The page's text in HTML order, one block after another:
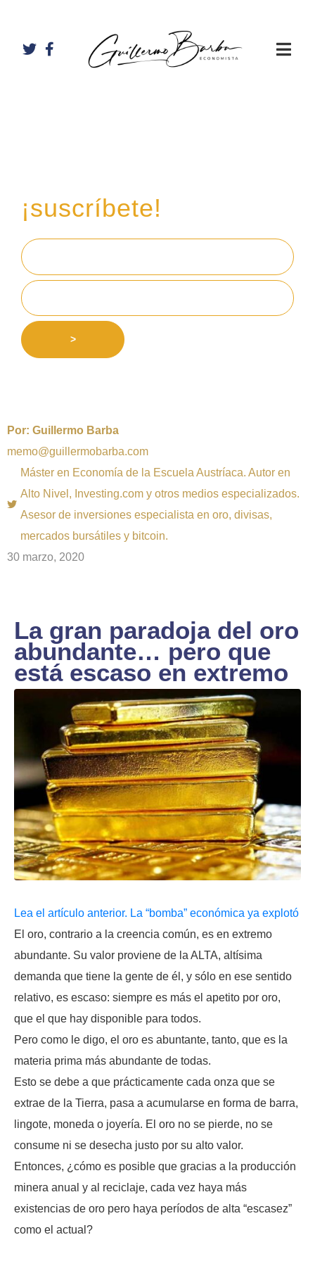
¡suscríbete!
>
Por: Guillermo Barba
memo@guillermobarba.com
Máster en Economía de la Escuela Austríaca. Autor en
Alto Nivel, Investing.com y otros medios especializados.
Asesor de inversiones especialista en oro, divisas,
mercados bursátiles y bitcoin.
30 marzo, 2020
La gran paradoja del oro
abundante… pero que
está escaso en extremo
Lea el artículo anterior. La “bomba” económica ya explotó
El oro, contrario a la creencia común, es en extremo
abundante. Su valor proviene de la ALTA, altísima
demanda que tiene la gente de él, y sólo en ese sentido
relativo, es escaso: siempre es más el apetito por oro,
que el que hay disponible para todos.
Pero como le digo, el oro es abuntante, tanto, que es la
materia prima más abundante de todas.
Esto se debe a que prácticamente cada onza que se
extrae de la Tierra, pasa a acumularse en forma de barra,
lingote, moneda o joyería. El oro no se pierde, no se
consume ni se desecha justo por su alto valor.
Entonces, ¿cómo es posible que gracias a la producción
minera anual y al reciclaje, cada vez haya más
existencias de oro pero haya períodos de alta “escasez”
como el actual?